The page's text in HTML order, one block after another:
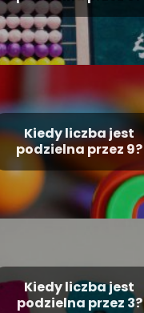
Kiedy liczba jest
podzielna przez 9?
Kiedy liczba jest
podzielna przez 3?